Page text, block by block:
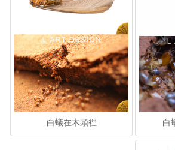
白蟻在木頭裡 白